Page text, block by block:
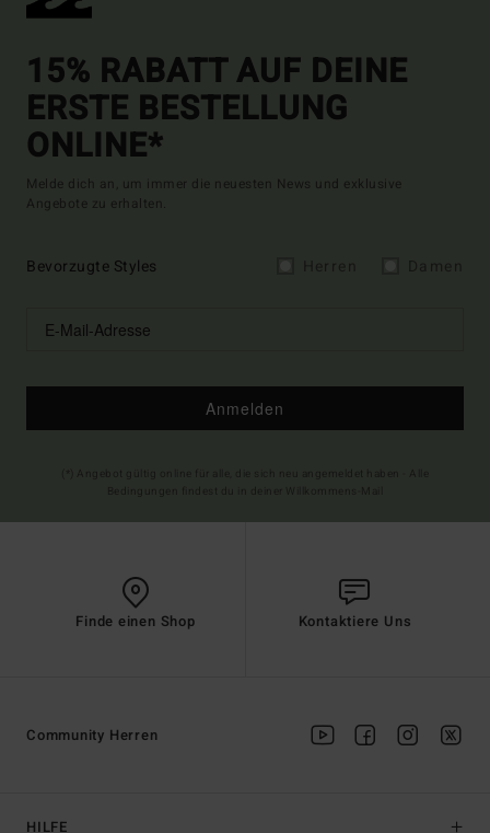
15% RABATT AUF DEINE
ERSTE BESTELLUNG
ONLINE*
Melde dich an, um immer die neuesten News und exklusive
Angebote zu erhalten.
Bevorzugte Styles
Anmelden
Finde einen Shop Kontaktiere Uns
HILFE
Community Herren